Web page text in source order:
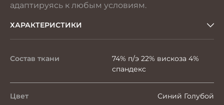
адаптируясь к любым условиям.
ХАРАКТЕРИСТИКИ
Состав ткани
74% п/э 22% вискоза 4%
спандекс
Цвет Синий Голубой